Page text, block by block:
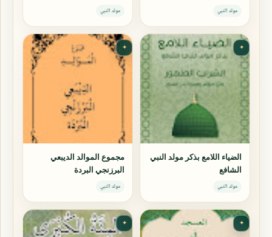
مولد النبي مولد النبي
✦
الضياء اللامع بذكر مولد النبي
الشافع
مولد النبي
✦
مجموع الموالد الديبعي
البرزنجي البردة
مولد النبي
✦
✦